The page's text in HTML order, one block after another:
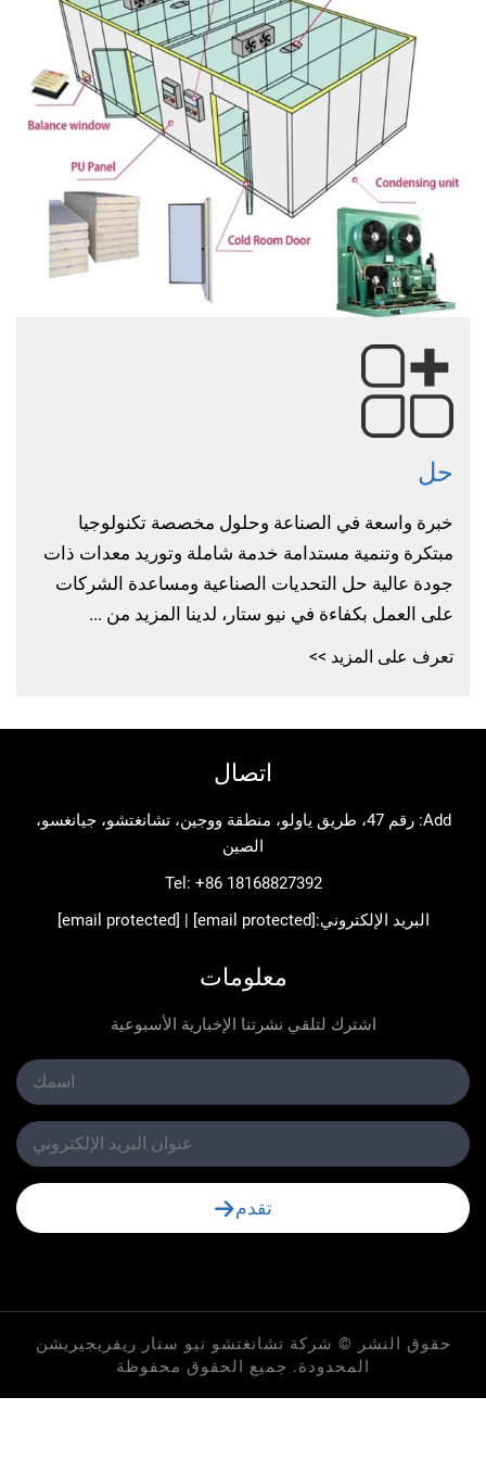
في الصناعة وحلول مخصصة تكنولوجيا
وتنمية مستدامة خدمة شاملة وتوريد معدات ذات
حل التحديات الصناعية ومساعدة الشركات
بكفاءة في نيو ستار، لدينا المزيد من ...
المزيد >>
Add: رقم 47، طريق ياولو، منطقة ووجين، تشانغتشو، جيانغسو،
Tel:+86 18168827392
الإلكتروني:[email protected]
|
[email protected]
معلومات
اشترك لتلقي نشرتنا الإخبارية الأسبوعية
© شركة تشانغتشو نيو ستار ريفريجيريشن
المحدودة. جميع الحقوق محفوظة